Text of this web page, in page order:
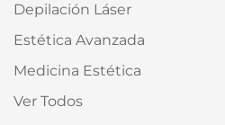
Depilación Láser
Estética Avanzada
Medicina Estética
Ver Todos